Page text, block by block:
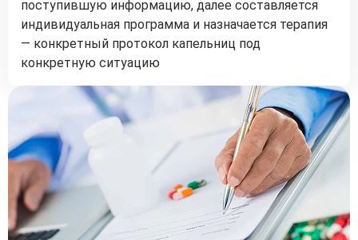
поступившую информацию, далее составляется
индивидуальная программа и назначается терапия
— конкретный протокол капельниц под
конкретную ситуацию